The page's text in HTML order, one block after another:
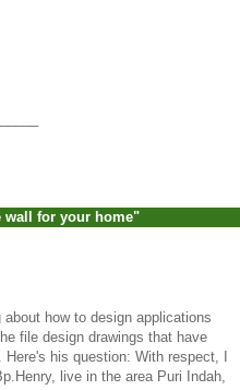
wall for your home"
how to design applications
file design drawings that have
his question: With respect, I
live in the area Puri Indah,